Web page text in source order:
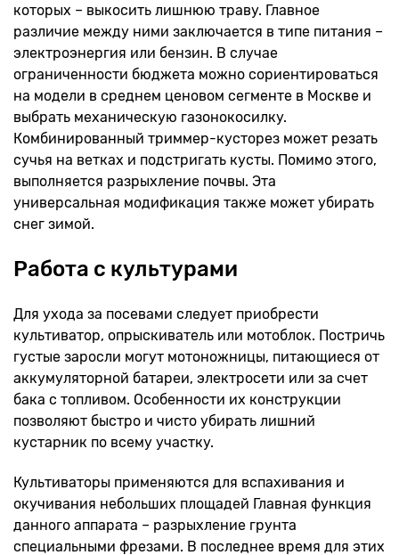
которых – выкосить лишнюю траву. Главное
различие между ними заключается в типе питания –
электроэнергия или бензин. В случае
ограниченности бюджета можно сориентироваться
на модели в среднем ценовом сегменте в Москве и
выбрать механическую газонокосилку.
Комбинированный триммер-кусторез может резать
сучья на ветках и подстригать кусты. Помимо этого,
выполняется разрыхление почвы. Эта
универсальная модификация также может убирать
снег зимой.
Работа с культурами
Для ухода за посевами следует приобрести
культиватор, опрыскиватель или мотоблок. Постричь
густые заросли могут мотоножницы, питающиеся от
аккумуляторной батареи, электросети или за счет
бака с топливом. Особенности их конструкции
позволяют быстро и чисто убирать лишний
кустарник по всему участку.
Культиваторы применяются для вспахивания и
окучивания небольших площадей Главная функция
данного аппарата – разрыхление грунта
специальными фрезами. В последнее время для этих